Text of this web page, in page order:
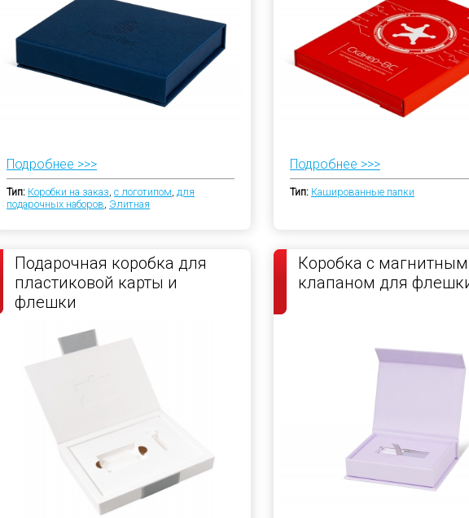
Подробнее >>>
Тип: Коробки на заказ, с логотипом, для
подарочных наборов, Элитная
Подробнее >>>
Тип: Кашированные папки
Подарочная коробка для
пластиковой карты и
флешки
Коробка с магнитным
клапаном для